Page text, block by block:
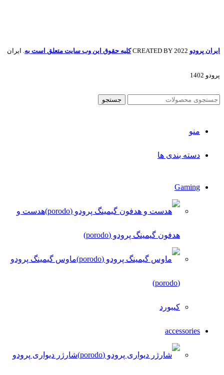
ایران پرودو 2022 CREATED BY کلیه حقوق این وب سایت متعلق است به. ایران
پرودو 1402
جستجو
منو
دسته بندی ها
Gaming
هدست و
هدفون گیمینگ پرودو (porodo)
ماوس گیمینگ پرودو
(porodo)
کیبورد
accessories
شارژر دیواری پرودو